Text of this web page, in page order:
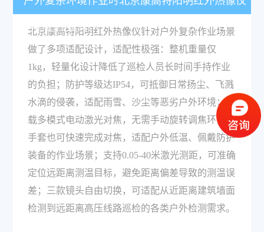
的适配性如何？
北京康高特阳明红外热像仪针对户外复杂作业场景
做了多项适配设计，适配性极强：整机重量仅
1kg，轻量化设计降低了巡检人员长时间手持作业
的负担；防护等级达IP54，可抵御日常扬尘、飞溅
水滴的侵袭，适配雨雪、沙尘等恶劣户外环境；搭
载多模式电动激光对焦，无需手动旋转调焦环，戴
手套也可快速完成对焦，适配户外低温、佩戴防护
装备的作业场景；支持0.05-40米激光测距，可准确
定位远距离测温目标，避免距离偏差导致的测温误
差；三款镜头自由切换，可适配从近距离建筑墙面
检测到远距离高压线路巡检的各类户外检测需求。